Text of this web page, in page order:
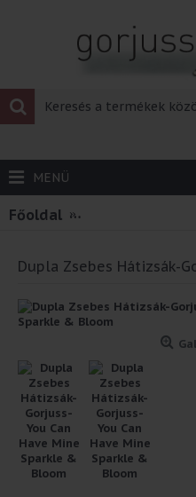
MENÜ
Főoldal Dupla Zsebes